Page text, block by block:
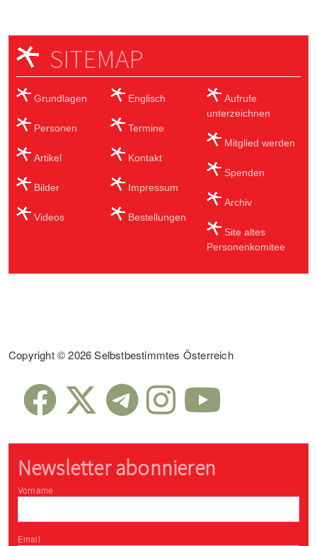
SITEMAP
Grundlagen
Personen
Artikel
Bilder
Videos
Englisch
Termine
Kontakt
Impressum
Bestellungen
Aufrufe
unterzeichnen
Mitglied werden
Spenden
Archiv
Site altes
Personenkomitee
Copyright © 2026 Selbstbestimmtes Österreich
Newsletter abonnieren
Vorname
Email